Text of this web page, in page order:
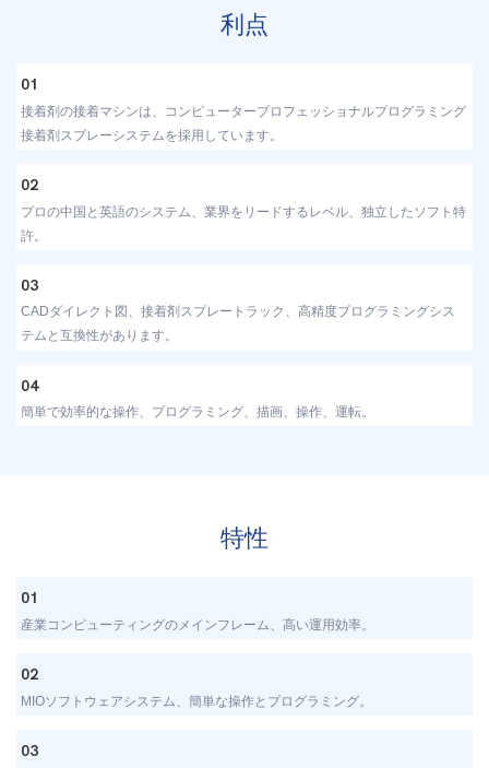
利点
01
接着剤の接着マシンは、コンピュータープロフェッショナルプログラミング
接着剤スプレーシステムを採用しています。
02
プロの中国と英語のシステム、業界をリードするレベル、独立したソフト特
許。
03
CADダイレクト図、接着剤スプレートラック、高精度プログラミングシス
テムと互換性があります。
04
簡単で効率的な操作、プログラミング、描画、操作、運転。
特性
01
産業コンピューティングのメインフレーム、高い運用効率。
02
MIOソフトウェアシステム、簡単な操作とプログラミング。
03